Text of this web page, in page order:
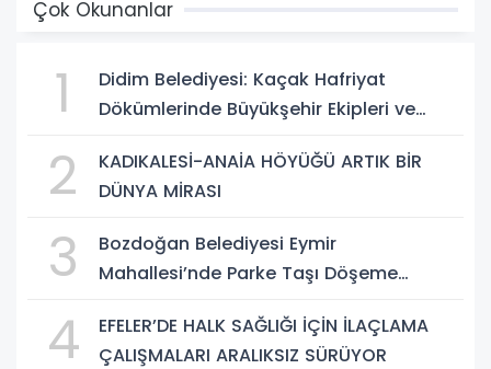
Çok Okunanlar
1
Didim Belediyesi: Kaçak Hafriyat
Dökümlerinde Büyükşehir Ekipleri ve
2
KADIKALESİ-ANAİA HÖYÜĞÜ ARTIK BİR
DÜNYA MİRASI
3
Bozdoğan Belediyesi Eymir
Mahallesi’nde Parke Taşı Döşeme
4
EFELER’DE HALK SAĞLIĞI İÇİN İLAÇLAMA
ÇALIŞMALARI ARALIKSIZ SÜRÜYOR